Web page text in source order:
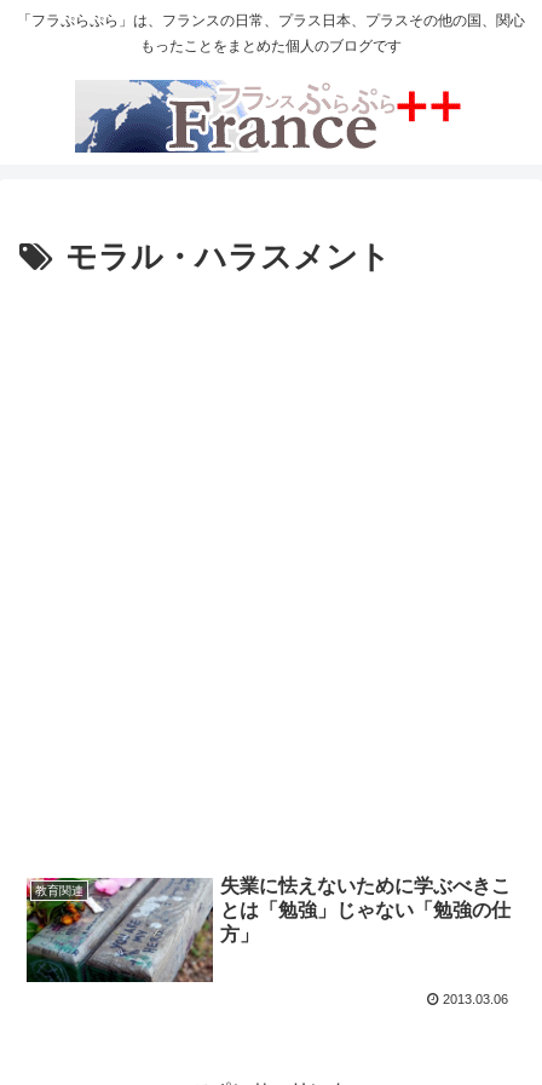
「フラぷらぷら」は、フランスの日常、プラス日本、プラスその他の国、関心
もったことをまとめた個人のブログです
モラル・ハラスメント
教育関連
失業に怯えないために学ぶべきこ
とは「勉強」じゃない「勉強の仕
方」
2013.03.06